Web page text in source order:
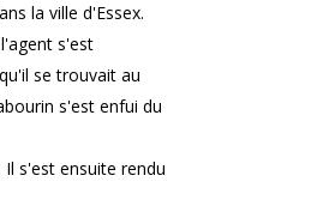
la ville d'Essex.
s'est
se trouvait au
s'est enfui du
s'est ensuite rendu